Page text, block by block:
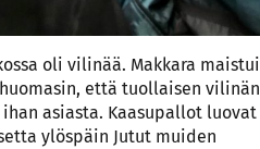
oli vilinää. Makkara maistui
että tuollaisen vilinän
asiasta. Kaasupallot luovat
ylöspäin Jutut muiden